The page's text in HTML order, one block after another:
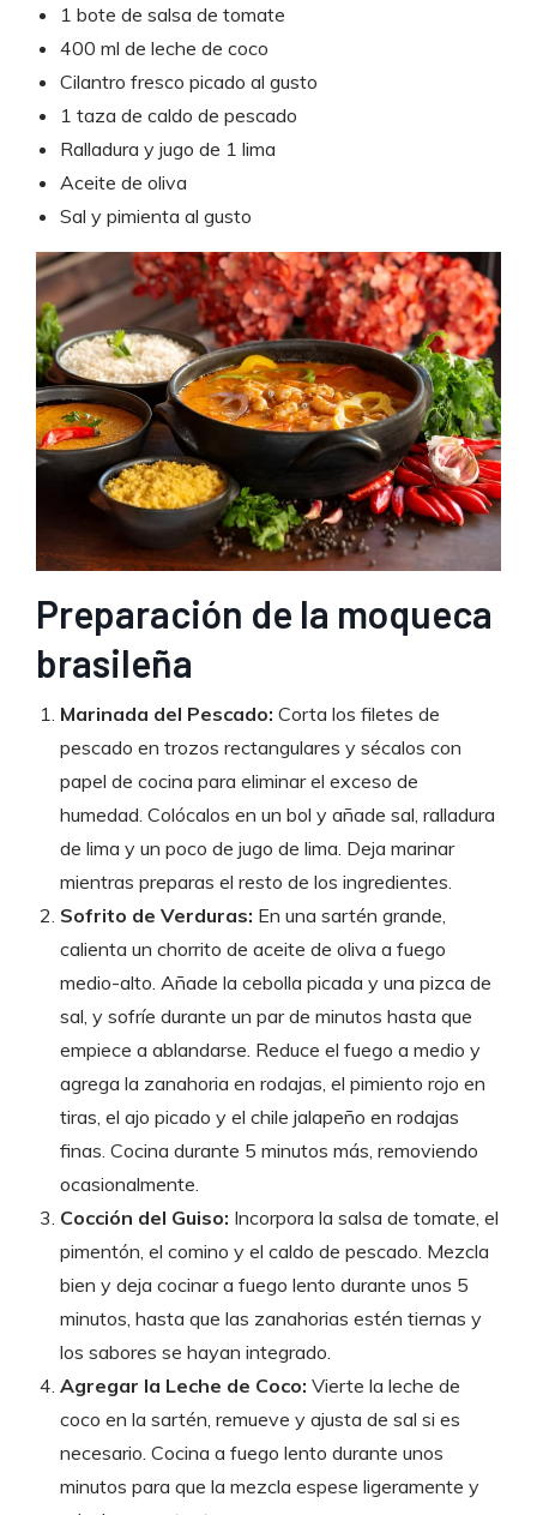
1 bote de salsa de tomate
400 ml de leche de coco
Cilantro fresco picado al gusto
1 taza de caldo de pescado
Ralladura y jugo de 1 lima
Aceite de oliva
Sal y pimienta al gusto
Preparación de la moqueca
brasileña
Marinada del Pescado: Corta los filetes de
pescado en trozos rectangulares y sécalos con
papel de cocina para eliminar el exceso de
humedad. Colócalos en un bol y añade sal, ralladura
de lima y un poco de jugo de lima. Deja marinar
mientras preparas el resto de los ingredientes.
Sofrito de Verduras: En una sartén grande,
calienta un chorrito de aceite de oliva a fuego
medio-alto. Añade la cebolla picada y una pizca de
sal, y sofríe durante un par de minutos hasta que
empiece a ablandarse. Reduce el fuego a medio y
agrega la zanahoria en rodajas, el pimiento rojo en
tiras, el ajo picado y el chile jalapeño en rodajas
finas. Cocina durante 5 minutos más, removiendo
ocasionalmente.
Cocción del Guiso: Incorpora la salsa de tomate, el
pimentón, el comino y el caldo de pescado. Mezcla
bien y deja cocinar a fuego lento durante unos 5
minutos, hasta que las zanahorias estén tiernas y
los sabores se hayan integrado.
Agregar la Leche de Coco: Vierte la leche de
coco en la sartén, remueve y ajusta de sal si es
necesario. Cocina a fuego lento durante unos
minutos para que la mezcla espese ligeramente y